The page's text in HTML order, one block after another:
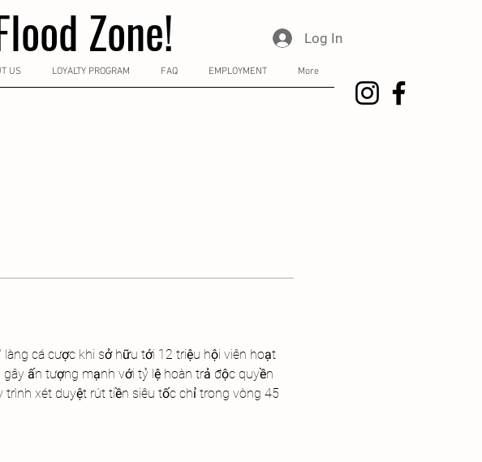
Log In
Zone!
US LOYALTY PROGRAM FAQ EMPLOYMENT More
làng cá cược khi sở hữu tới 12 triệu hội viên hoạt
ấn tượng mạnh với tỷ lệ hoàn trả độc quyền
trình xét duyệt rút tiền siêu tốc chỉ trong vòng 45